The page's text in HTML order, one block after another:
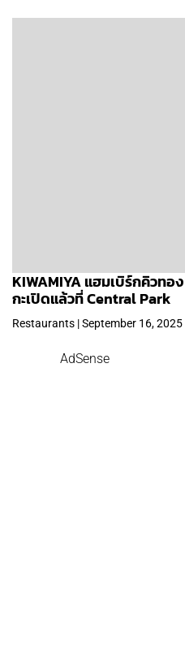
KIWAMIYA แฮมเบิร์กคิวท
กะเปิดแล้วที่ Central Park
Restaurants | September 16, 2025
AdSense